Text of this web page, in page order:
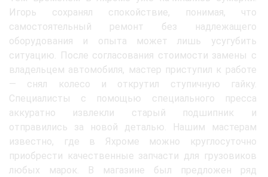
Игорь сохранял спокойствие, понимая, что
самостоятельный ремонт без надлежащего
оборудования и опыта может лишь усугубить
ситуацию. После согласования стоимости замены с
владельцем автомобиля, мастер приступил к работе
— снял колесо и открутил ступичную гайку.
Специалисты с помощью специального пресса
аккуратно извлекли старый подшипник и
отправились за новой деталью. Нашим мастерам
известно, где в Яхроме можно круглосуточно
приобрести качественные запчасти для грузовиков
любых марок. В магазине был предложен ряд